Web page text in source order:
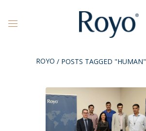
ROYO / POSTS TAGGED "HUMAN"